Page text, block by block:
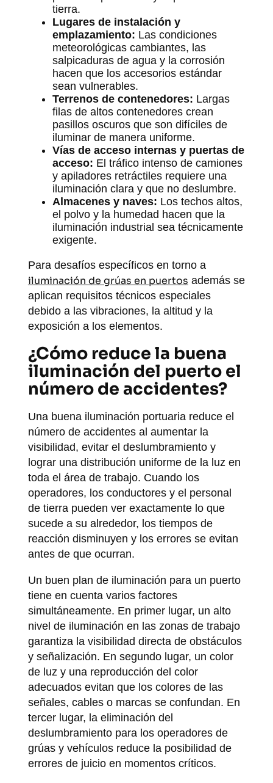
tierra.
Lugares de instalación y
emplazamiento: Las condiciones
meteorológicas cambiantes, las
salpicaduras de agua y la corrosión
hacen que los accesorios estándar
sean vulnerables.
Terrenos de contenedores: Largas
filas de altos contenedores crean
pasillos oscuros que son difíciles de
iluminar de manera uniforme.
Vías de acceso internas y puertas de
acceso: El tráfico intenso de camiones
y apiladores retráctiles requiere una
iluminación clara y que no deslumbre.
Almacenes y naves: Los techos altos,
el polvo y la humedad hacen que la
iluminación industrial sea técnicamente
exigente.
Para desafíos específicos en torno a
iluminación de grúas en puertos además se
aplican requisitos técnicos especiales
debido a las vibraciones, la altitud y la
exposición a los elementos.
¿Cómo reduce la buena
iluminación del puerto el
número de accidentes?
Una buena iluminación portuaria reduce el
número de accidentes al aumentar la
visibilidad, evitar el deslumbramiento y
lograr una distribución uniforme de la luz en
toda el área de trabajo. Cuando los
operadores, los conductores y el personal
de tierra pueden ver exactamente lo que
sucede a su alrededor, los tiempos de
reacción disminuyen y los errores se evitan
antes de que ocurran.
Un buen plan de iluminación para un puerto
tiene en cuenta varios factores
simultáneamente. En primer lugar, un alto
nivel de iluminación en las zonas de trabajo
garantiza la visibilidad directa de obstáculos
y señalización. En segundo lugar, un color
de luz y una reproducción del color
adecuados evitan que los colores de las
señales, cables o marcas se confundan. En
tercer lugar, la eliminación del
deslumbramiento para los operadores de
grúas y vehículos reduce la posibilidad de
errores de juicio en momentos críticos.